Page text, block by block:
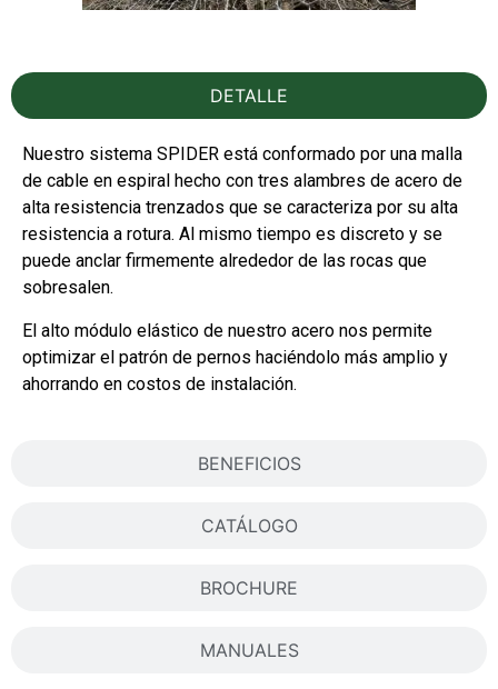
DETALLE
BENEFICIOS
CATÁLOGO
BROCHURE
MANUALES
Nuestro sistema SPIDER está conformado por una malla
de cable en espiral hecho con tres alambres de acero de
alta resistencia trenzados que se caracteriza por su alta
resistencia a rotura. Al mismo tiempo es discreto y se
puede anclar firmemente alrededor de las rocas que
sobresalen.
El alto módulo elástico de nuestro acero nos permite
optimizar el patrón de pernos haciéndolo más amplio y
ahorrando en costos de instalación.